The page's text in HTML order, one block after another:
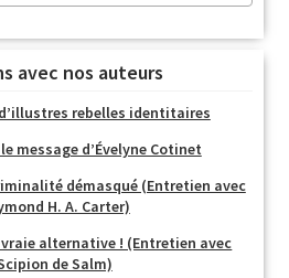
avec nos auteurs
rebelles identitaires
message d’Évelyne Cotinet
démasqué (Entretien avec
H. A. Carter)
alternative ! (Entretien avec
de Salm)